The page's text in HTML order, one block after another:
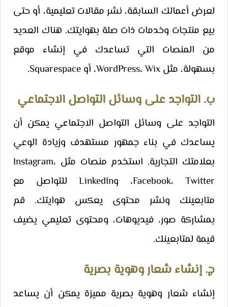
لعرض أعمالك السابقة، نشر مقالات تعليمية، أو حتى
بيع منتجات وخدمات ذات صلة بهوايتك. هناك العديد
من المنصات التي تساعدك في إنشاء موقع
بسهولة، مثل WordPress، Wix، أو Squarespace.
ب. التواجد على وسائل التواصل الاجتماعي
التواجد على وسائل التواصل الاجتماعي يمكن أن
يساعدك في بناء جمهور مستهدف وزيادة الوعي
بعلامتك التجارية. استخدم منصات مثل Instagram،
Facebook، Twitter، وLinkedIn للتواصل مع
متابعينك ونشر محتوى يعكس هوايتك. قم
بمشاركة صور، فيديوهات، ومحتوى تعليمي يضيف
قيمة لمتابعينك.
ج. إنشاء شعار وهوية بصرية
إنشاء شعار وهوية بصرية مميزة يمكن أن يساعد